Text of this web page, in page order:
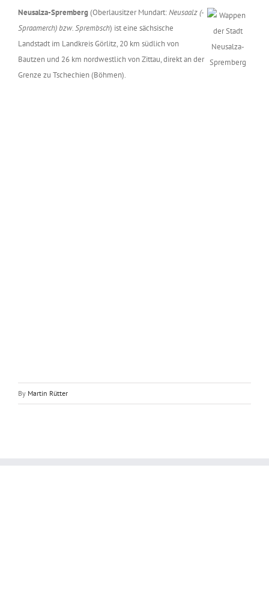
Neusalza-Spremberg(Oberlausitzer Mundart:Neusaalz (-
Spraamerch) bzw. Sprembsch) ist eine sächsische
Landstadt im Landkreis Görlitz, 20 km südlich von
Bautzen und 26 km nordwestlich von Zittau, direkt an der
Grenze zu Tschechien (Böhmen).
By Martin Rütter